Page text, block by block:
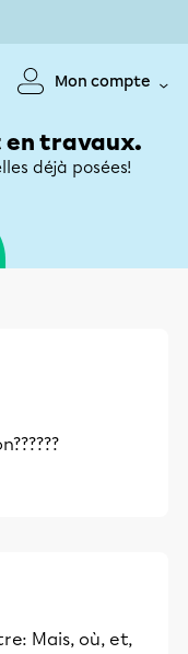
Mon compte
en travaux.
déjà posées!
Mais, où, et,